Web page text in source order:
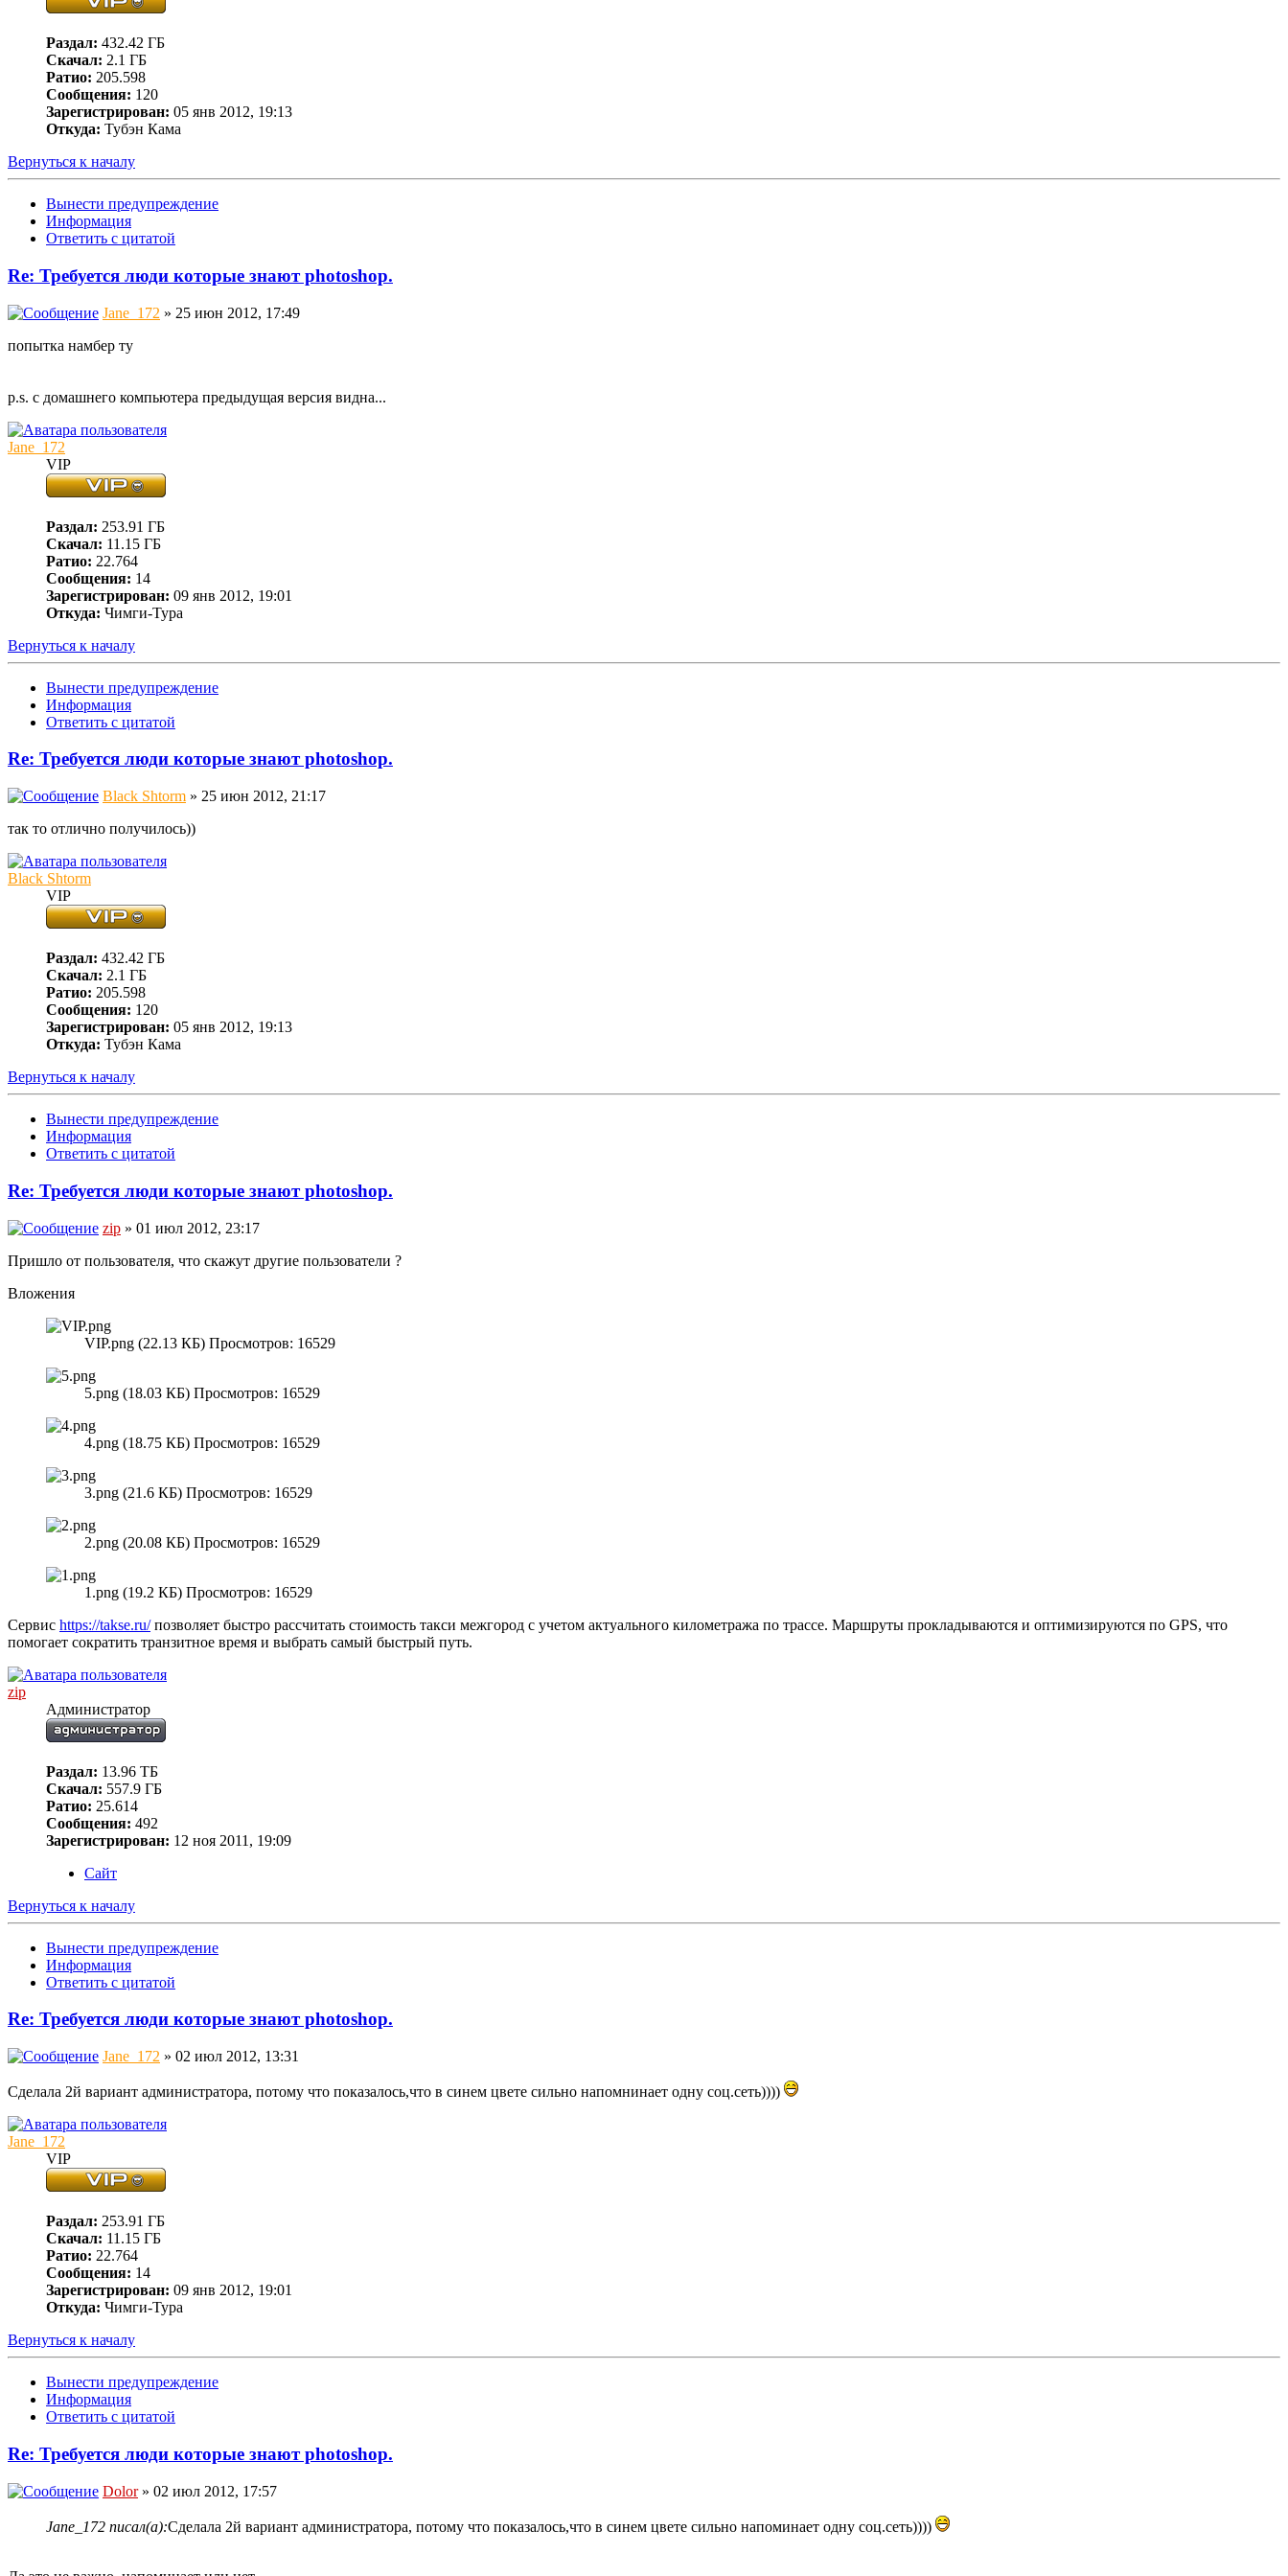
Раздал: 432.42 ГБ
Скачал: 2.1 ГБ
Ратио: 205.598
Сообщения: 120
Зарегистрирован: 05 янв 2012, 19:13
Откуда: Тубэн Кама
Вернуться к началу
Вынести предупреждение
Информация
Ответить с цитатой
Re: Требуется люди которые знают photoshop.
Jane_172 » 25 июн 2012, 17:49
попытка намбер ту
p.s. с домашнего компьютера предыдущая версия видна...
Jane_172
VIP
Раздал: 253.91 ГБ
Скачал: 11.15 ГБ
Ратио: 22.764
Сообщения: 14
Зарегистрирован: 09 янв 2012, 19:01
Откуда: Чимги-Тура
Вернуться к началу
Вынести предупреждение
Информация
Ответить с цитатой
Re: Требуется люди которые знают photoshop.
Black Shtorm » 25 июн 2012, 21:17
так то отлично получилось))
Black Shtorm
VIP
Раздал: 432.42 ГБ
Скачал: 2.1 ГБ
Ратио: 205.598
Сообщения: 120
Зарегистрирован: 05 янв 2012, 19:13
Откуда: Тубэн Кама
Вернуться к началу
Вынести предупреждение
Информация
Ответить с цитатой
Re: Требуется люди которые знают photoshop.
zip » 01 июл 2012, 23:17
Пришло от пользователя, что скажут другие пользователи ?
Вложения
VIP.png (22.13 КБ) Просмотров: 16529
5.png (18.03 КБ) Просмотров: 16529
4.png (18.75 КБ) Просмотров: 16529
3.png (21.6 КБ) Просмотров: 16529
2.png (20.08 КБ) Просмотров: 16529
1.png (19.2 КБ) Просмотров: 16529
Сервис https://takse.ru/позволяет быстро рассчитать стоимость такси межгород с учетом актуального километража по трассе. Маршруты прокладываются и оптимизируются по GPS, что
помогает сократить транзитное время и выбрать самый быстрый путь.
zip
Администратор
Раздал: 13.96 ТБ
Скачал: 557.9 ГБ
Ратио: 25.614
Сообщения: 492
Зарегистрирован: 12 ноя 2011, 19:09
Сайт
Вернуться к началу
Вынести предупреждение
Информация
Ответить с цитатой
Re: Требуется люди которые знают photoshop.
Jane_172 » 02 июл 2012, 13:31
Сделала 2й вариант администратора, потому что показалось,что в синем цвете сильно напомнинает одну соц.сеть))))
Jane_172
VIP
Раздал: 253.91 ГБ
Скачал: 11.15 ГБ
Ратио: 22.764
Сообщения: 14
Зарегистрирован: 09 янв 2012, 19:01
Откуда: Чимги-Тура
Вернуться к началу
Вынести предупреждение
Информация
Ответить с цитатой
Re: Требуется люди которые знают photoshop.
Dolor» 02 июл 2012, 17:57
Jane_172 писал(а):Сделала 2й вариант администратора, потому что показалось,что в синем цвете сильно напоминает одну соц.сеть))))